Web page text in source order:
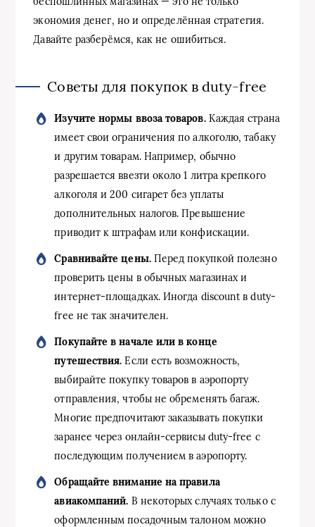
экономия денег, но и определённая стратегия.
Давайте разберёмся, как не ошибиться.
Советы для покупок в duty-free
Изучите нормы ввоза товаров.Каждая страна
имеет свои ограничения по алкоголю, табаку
и другим товарам. Например, обычно
разрешается ввезти около 1 литра крепкого
алкоголя и 200 сигарет без уплаты
дополнительных налогов. Превышение
приводит к штрафам или конфискации.
Сравнивайте цены.Перед покупкой полезно
проверить цены в обычных магазинах и
интернет-площадках. Иногда discount в duty-
free не так значителен.
Покупайте в начале или в конце
путешествия. Если есть возможность,
выбирайте покупку товаров в аэропорту
отправления, чтобы не обременять багаж.
Многие предпочитают заказывать покупки
заранее через онлайн-сервисы duty-free с
последующим получением в аэропорту.
Обращайте внимание на правила
авиакомпаний. В некоторых случаях только с
оформленным посадочным талоном можно